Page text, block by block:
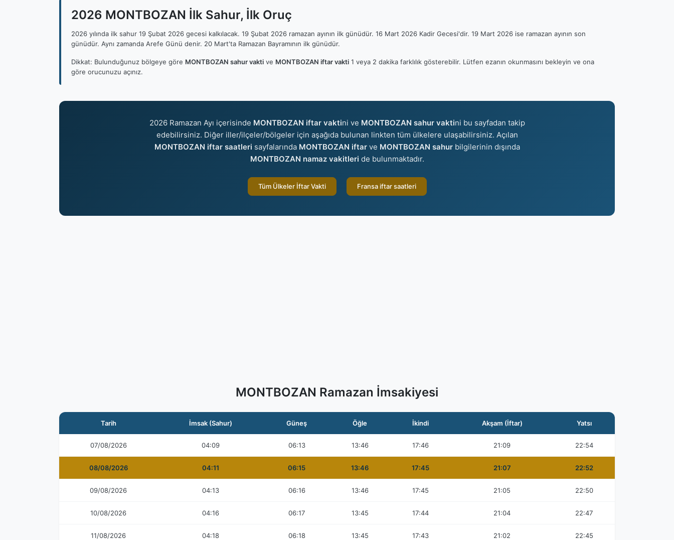
2026 MONTBOZAN İlk Sahur, İlk Oruç
2026 yılında ilk sahur 19 Şubat 2026 gecesi kalkılacak. 19 Şubat 2026 ramazan ayının ilk günüdür. 16 Mart 2026 Kadir Gecesi'dir. 19 Mart 2026 ise ramazan ayının son
günüdür. Aynı zamanda Arefe Günü denir. 20 Mart'ta Ramazan Bayramının ilk günüdür.
Dikkat: Bulunduğunuz bölgeye göre MONTBOZAN sahur vakti ve MONTBOZAN iftar vakti 1 veya 2 dakika farklılık gösterebilir. Lütfen ezanın okunmasını bekleyin ve ona
göre orucunuzu açınız.
2026 Ramazan Ayı içerisinde MONTBOZAN iftar vaktini ve MONTBOZAN sahur vaktini bu sayfadan takip
edebilirsiniz. Diğer iller/ilçeler/bölgeler için aşağıda bulunan linkten tüm ülkelere ulaşabilirsiniz. Açılan
MONTBOZAN iftar saatleri sayfalarında MONTBOZAN iftarve MONTBOZAN sahurbilgilerinin dışında
MONTBOZAN namaz vakitleri de bulunmaktadır.
Tüm Ülkeler İftar Vakti Fransa iftar saatleri
MONTBOZAN Ramazan İmsakiyesi
Tarih İmsak (Sahur) Güneş Öğle İkindi Akşam (İftar) Yatsı
07/08/2026 04:09 06:13 13:46 17:46 21:09 22:54
08/08/2026 04:11 06:15 13:46 17:45 21:07 22:52
09/08/2026 04:13 06:16 13:46 17:45 21:05 22:50
10/08/2026 04:16 06:17 13:45 17:44 21:04 22:47
11/08/2026 04:18 06:18 13:45 17:43 21:02 22:45